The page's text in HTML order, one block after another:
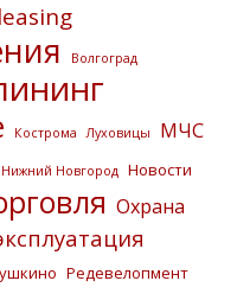
Волгоград
Кострома Луховицы МЧС
Нижний Новгород Новости
Охрана
Редевелопмент